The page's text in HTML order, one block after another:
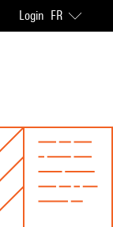
Login FR